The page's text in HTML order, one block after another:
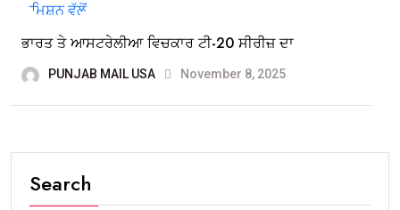
ਭਾਰਤ ਤੇ ਆਸਟਰੇਲੀਆ ਵਿਚਕਾਰ ਟੀ-20 ਸੀਰੀਜ਼ ਦਾ
PUNJAB MAIL USA November 8, 2025
Search